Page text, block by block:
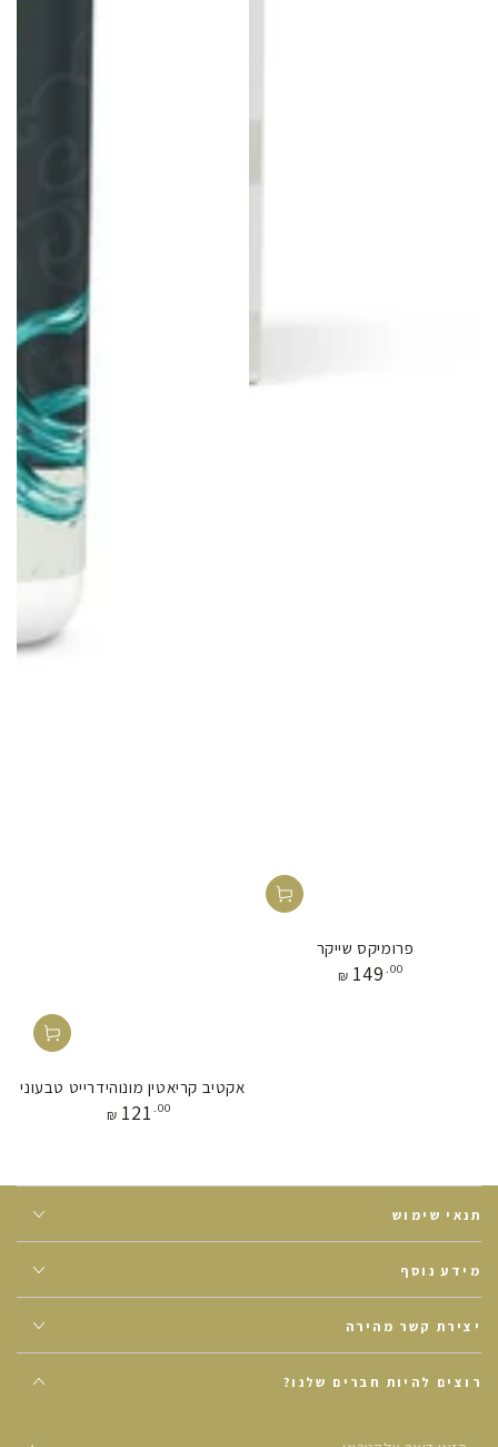
פרומיקס שייקר
מחיר
₪ 149 .00
אקטיב קריאטין מונוהידרייט טבעוני
מחיר
₪ 121 .00
תנאי שימוש
מידע נוסף
יצירת קשר מהירה
רוצים להיות חברים שלנו?
הזינו